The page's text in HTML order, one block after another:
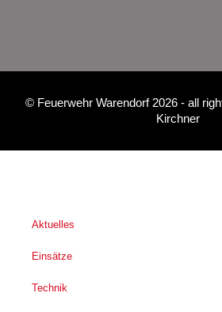
© Feuerwehr Warendorf 2026 - all
Kirchner
Aktuelles
Einsätze
Technik